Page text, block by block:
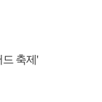
축제'